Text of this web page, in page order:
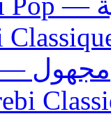
Autre — مجهول